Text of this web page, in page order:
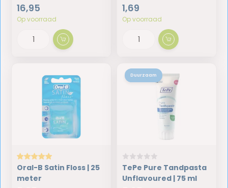
16,95
Op voorraad
1,69
Op voorraad
Oral-B Satin Floss | 25
meter
Duurzaam
TePe Pure Tandpasta
Unflavoured | 75 ml